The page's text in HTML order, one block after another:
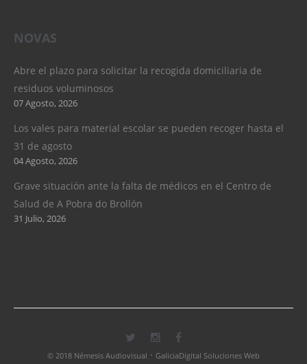
NOVAS
Abre el plazo para solicitar la recogida domiciliaria de
residuos voluminosos
07 Agosto, 2026
Los vales para material escolar se pueden recoger hasta el
31 de agosto
04 Agosto, 2026
Grave situación ante la falta de médicos en el Centro de
Salud de A Pobra do Brollón
31 Julio, 2026
© 2018 Némesis Audiovisual · GaliciaDigital Soluciones Web